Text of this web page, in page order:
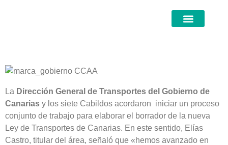
La Dirección General de Transportes del Gobierno de
Canarias y los siete Cabildos acordaron iniciar un proceso
conjunto de trabajo para elaborar el borrador de la nueva
Ley de Transportes de Canarias. En este sentido, Elías
Castro, titular del área, señaló que «hemos avanzado en